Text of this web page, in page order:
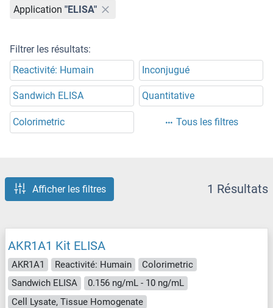
Application "ELISA"
Filtrer les résultats:
Reactivité: Humain
Inconjugué
Sandwich ELISA Quantitative
Colorimetric Tous les filtres
Afficher les filtres 1 Résultats
AKR1A1 Kit ELISA
AKR1A1 Reactivité: Humain
Colorimetric
Sandwich ELISA
0.156 ng/mL - 10 ng/mL
Cell Lysate, Tissue Homogenate